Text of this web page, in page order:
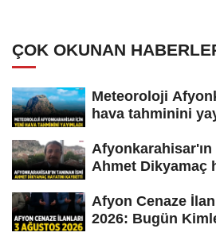
ÇOK OKUNAN
Meteoroloji
hava tahminini
Afyonkarahisar'ın
Ahmet Dikyamaç
Afyon Cenaze
2026: Bugün